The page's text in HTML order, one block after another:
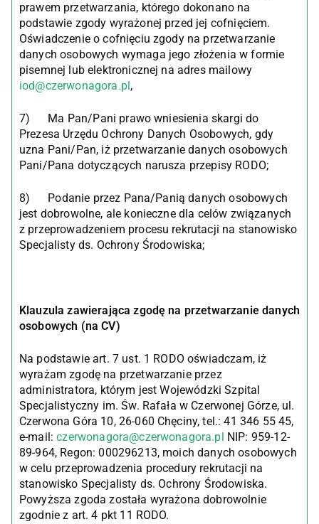
prawem przetwarzania, którego dokonano na
podstawie zgody wyrażonej przed jej cofnięciem.
Oświadczenie o cofnięciu zgody na przetwarzanie
danych osobowych wymaga jego złożenia w formie
pisemnej lub elektronicznej na adres mailowy
iod@czerwonagora.pl,
7) Ma Pan/Pani prawo wniesienia skargi do
Prezesa Urzędu Ochrony Danych Osobowych, gdy
uzna Pani/Pan, iż przetwarzanie danych osobowych
Pani/Pana dotyczących narusza przepisy RODO;
8) Podanie przez Pana/Panią danych osobowych
jest dobrowolne, ale konieczne dla celów związanych
z przeprowadzeniem procesu rekrutacji na stanowisko
Specjalisty ds. Ochrony Środowiska;
Klauzula zawierająca zgodę na przetwarzanie danych
osobowych (na CV)
Na podstawie art. 7 ust. 1 RODO oświadczam, iż
wyrażam zgodę na przetwarzanie przez
administratora, którym jest Wojewódzki Szpital
Specjalistyczny im. Św. Rafała w Czerwonej Górze, ul.
Czerwona Góra 10, 26-060 Chęciny, tel.: 41 346 55 45,
e-mail:czerwonagora@czerwonagora.pl NIP: 959-12-
89-964, Regon: 000296213, moich danych osobowych
w celu przeprowadzenia procedury rekrutacji na
stanowisko Specjalisty ds. Ochrony Środowiska.
Powyższa zgoda została wyrażona dobrowolnie
zgodnie z art. 4 pkt 11 RODO.